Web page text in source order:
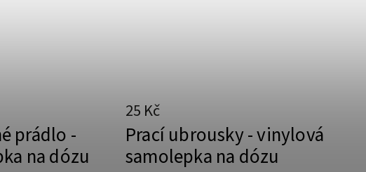
prádlo -
na dózu
Prací ubrousky - vinylová
samolepka na dózu
25 Kč